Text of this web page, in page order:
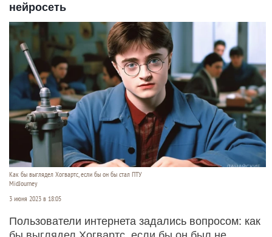
нейросеть
Как бы выглядел Хогвартс, если бы он бы стал ПТУ
MidJourney
3 июня 2023 в 18:05
Пользователи интернета задались вопросом: как